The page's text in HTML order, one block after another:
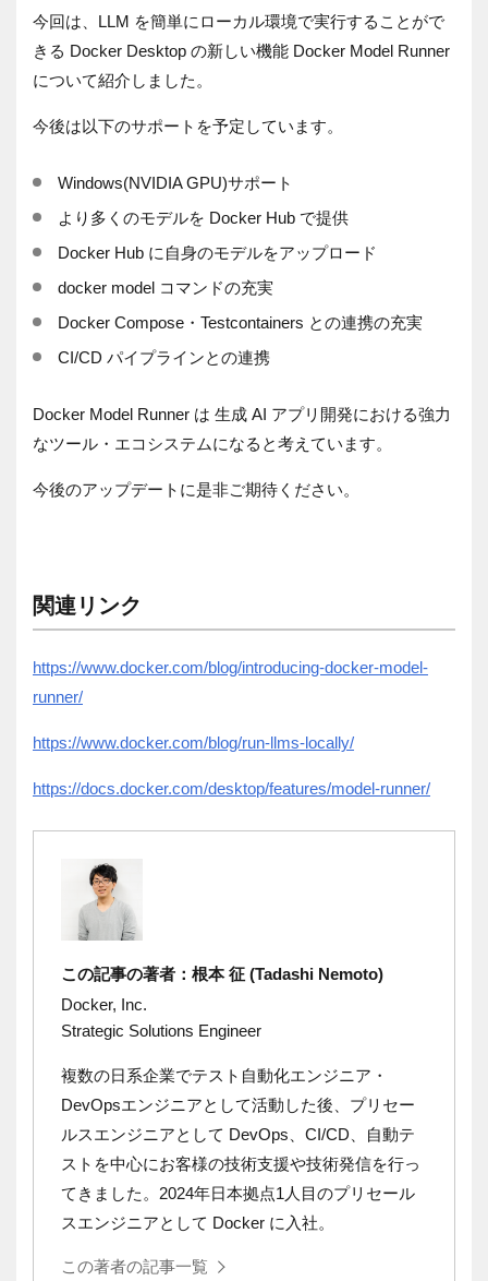
今回は、LLM を簡単にローカル環境で実行することがで
きる Docker Desktop の新しい機能 Docker Model Runner
について紹介しました。
今後は以下のサポートを予定しています。
Windows(NVIDIA GPU)サポート
より多くのモデルを Docker Hub で提供
Docker Hub に自身のモデルをアップロード
docker model コマンドの充実
Docker Compose・Testcontainers との連携の充実
CI/CD パイプラインとの連携
Docker Model Runner は 生成 AI アプリ開発における強力
なツール・エコシステムになると考えています。
今後のアップデートに是非ご期待ください。
関連リンク
https://www.docker.com/blog/introducing-docker-model-
runner/
https://www.docker.com/blog/run-llms-locally/
https://docs.docker.com/desktop/features/model-runner/
この記事の著者：根本 征 (Tadashi Nemoto)
Docker, Inc.
Strategic Solutions Engineer
複数の日系企業でテスト自動化エンジニア・
DevOpsエンジニアとして活動した後、プリセー
ルスエンジニアとして DevOps
CI/CD 、自動テ
ストを中心にお客様の技術支援や技術発信を行っ
てきました。 2024年日本拠点1 人目のプリセール
スエンジニアとして Docker に入社。
この著者の記事一覧